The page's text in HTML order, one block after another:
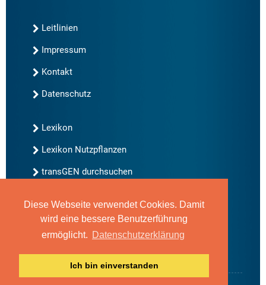
Diese Webseite verwendet Cookies. Damit
wird eine bessere Benutzerführung
ermöglicht. Datenschutzerklärung
Ich bin einverstanden
Leitlinien
Impressum
Kontakt
Datenschutz
Lexikon
Lexikon Nutzpflanzen
transGEN durchsuchen
Neu bei transGEN